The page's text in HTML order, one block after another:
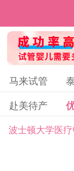
马来试管
赴美待产
波士顿大学医